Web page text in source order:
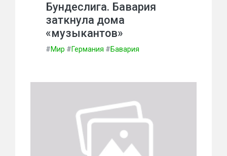
Бундеслига. Бавария
заткнула дома
«музыкантов»
#Мир #Германия #Бавария